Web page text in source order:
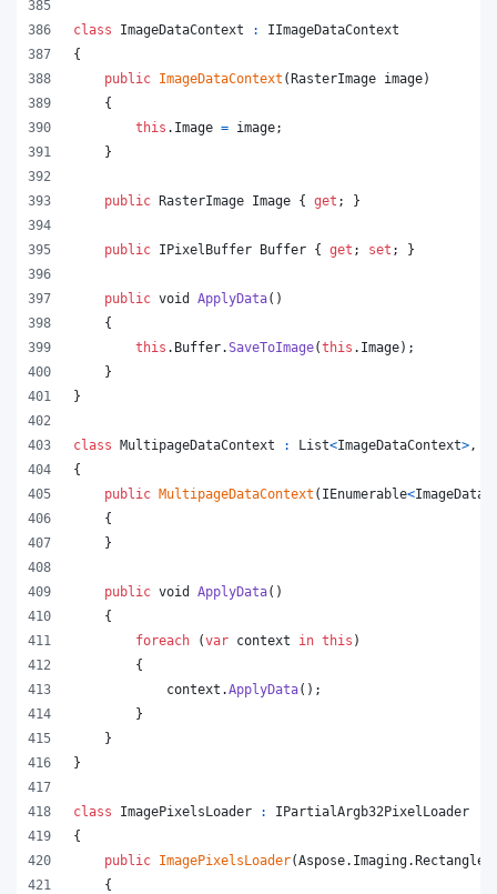
class ImageDataContext :
IImageDataContext
{
public ImageDataContext (RasterImage image)
{
this . Image = image;
}
public RasterImage Image { get ; }
public IPixelBuffer Buffer { get ; set ; }
public void ApplyData( )
{
this . Buffer.SaveToImage(this . Image) ;
}
}
class MultipageDataContext : List<ImageDataContext> ,
{
public MultipageDataContext ( IEnumerable<
{
}
public void ApplyData( )
{
foreach
(var context in this )
{
context .ApplyData( ) ;
}
}
}
class ImagePixelsLoader :
IPartialArgb32PixelLoader
{
public ImagePixelsLoader(Aspose. Imaging.Rectangle
{